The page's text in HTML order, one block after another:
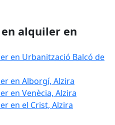
alquiler en
en Urbanització Balcó de
en Alborgí, Alzira
en Venècia, Alzira
en el Crist, Alzira